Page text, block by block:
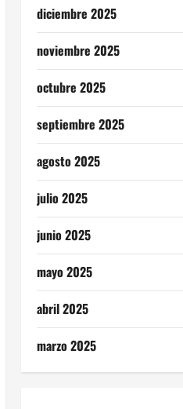
diciembre 2025
noviembre 2025
octubre 2025
septiembre 2025
agosto 2025
julio 2025
junio 2025
mayo 2025
abril 2025
marzo 2025